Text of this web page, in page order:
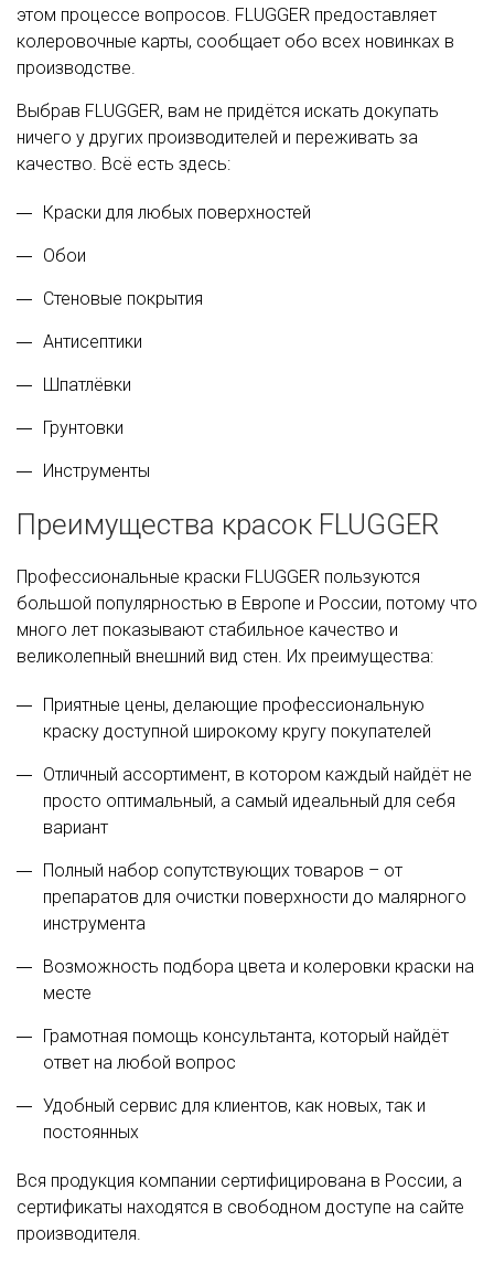
этом процессе вопросов. FLUGGER предоставляет
колеровочные карты, сообщает обо всех новинках в
производстве.
Выбрав FLUGGER, вам не придётся искать докупать
ничего у других производителей и переживать за
качество. Всё есть здесь:
Краски для любых поверхностей
Обои
Стеновые покрытия
Антисептики
Шпатлёвки
Грунтовки
Инструменты
Преимущества красок FLUGGER
Профессиональные краски FLUGGER пользуются
большой популярностью в Европе и России, потому что
много лет показывают стабильное качество и
великолепный внешний вид стен. Их преимущества:
Приятные цены, делающие профессиональную
краску доступной широкому кругу покупателей
Отличный ассортимент, в котором каждый найдёт не
просто оптимальный, а самый идеальный для себя
вариант
Полный набор сопутствующих товаров – от
препаратов для очистки поверхности до малярного
инструмента
Возможность подбора цвета и колеровки краски на
месте
Грамотная помощь консультанта, который найдёт
ответ на любой вопрос
Удобный сервис для клиентов, как новых, так и
постоянных
Вся продукция компании сертифицирована в России, а
сертификаты находятся в свободном доступе на сайте
производителя.